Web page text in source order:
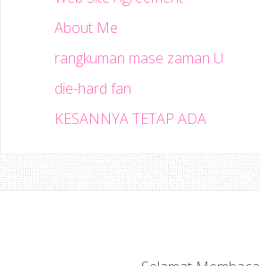
About Me
rangkuman mase zaman U
die-hard fan
KESANNYA TETAP ADA